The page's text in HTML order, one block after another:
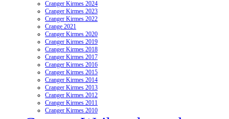
Cranger Kirmes 2024
Cranger Kirmes 2023
Cranger Kirmes 2022
Crange 2021
Cranger Kirmes 2020
Cranger Kirmes 2019
Cranger Kirmes 2018
Cranger Kirmes 2017
Cranger Kirmes 2016
Cranger Kirmes 2015
Cranger Kirmes 2014
Cranger Kirmes 2013
Cranger Kirmes 2012
Cranger Kirmes 2011
Cranger Kirmes 2010